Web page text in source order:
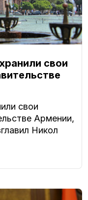
свои
свои
Армении,
Никол